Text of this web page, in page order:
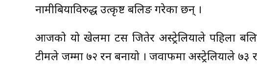
नामीबियाविरुद्ध उत्कृष्ट बलिङ गरेका छन् ।
आजको यो खेलमा टस जितेर अस्ट्रेलियाले पहिला बलिङ
टीमले जम्मा ७२ रन बनायो । जवाफमा अस्ट्रेलियाले ७३